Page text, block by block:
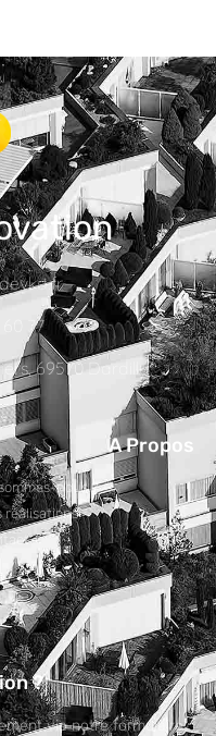
60 77
69570 Dardilly
A Propos
nous ?
réalisations
?
via notre formulaire.